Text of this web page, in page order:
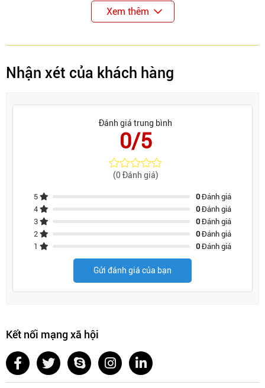
Xem thêm
Nhận xét của khách hàng
Đánh giá trung bình
0/5
(0 Đánh giá)
5 0Đánh giá
4
0Đánh giá
3
0Đánh giá
2
0Đánh giá
1
0Đánh giá
Gửi đánh giá của bạn
Kết nối mạng xã hội